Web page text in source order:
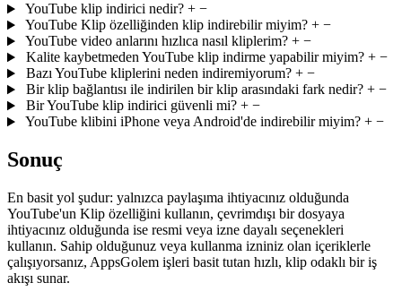
YouTube klip indirici nedir? + −
YouTube Klip özelliğinden klip indirebilir miyim? + −
YouTube video anlarını hızlıca nasıl kliplerim? + −
Kalite kaybetmeden YouTube klip indirme yapabilir miyim? + −
Bazı YouTube kliplerini neden indiremiyorum? + −
Bir klip bağlantısı ile indirilen bir klip arasındaki fark nedir? + −
Bir YouTube klip indirici güvenli mi? + −
YouTube klibini iPhone veya Android'de indirebilir miyim? + −
Sonuç
En basit yol şudur: yalnızca paylaşıma ihtiyacınız olduğunda
YouTube'un Klip özelliğini kullanın, çevrimdışı bir dosyaya
ihtiyacınız olduğunda ise resmi veya izne dayalı seçenekleri
kullanın. Sahip olduğunuz veya kullanma izniniz olan içeriklerle
çalışıyorsanız, AppsGolem işleri basit tutan hızlı, klip odaklı bir iş
akışı sunar.